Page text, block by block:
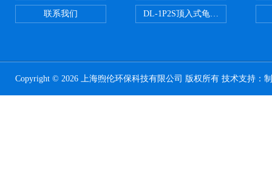
联系我们 DL-1P2S顶入式龟背过滤器
Copyright © 2026 上海煦伦环保科技有限公司 版权所有 技术支持：